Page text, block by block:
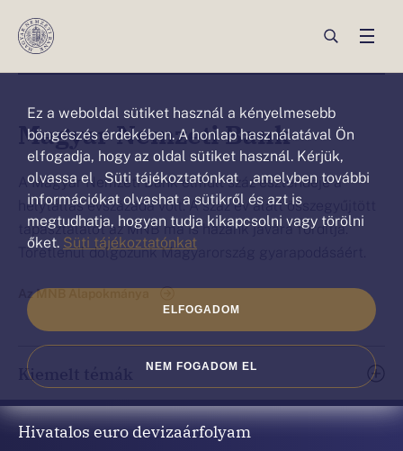
Ez a weboldal sütiket („cookie”)
használ
Ez a weboldal sütiket használ a kényelmesebb
böngészés érdekében. A honlap használatával Ön
elfogadja, hogy az oldal sütiket használ. Kérjük,
olvassa el Süti tájékoztatónkat ,amelyben további
információkat olvashat a sütikről és azt is
megtudhatja, hogyan tudja kikapcsolni vagy törölni
őket. Süti tájékoztatónkat
NEM FOGADOM EL
ELFOGADOM
ezen
oldalon
van:Főoldal
Magyar Nemzeti Bank
A Magyar Nemzeti Bank elmúlt száz esztendeje a
helytállás évszázada volt. A száz év alatt összegyűjtött
tapasztalatot az MNB ma is hazánk javára fordítja.
Töretlenül dolgozunk Magyarország gyarapodásáért.
Az MNB Alapokmánya
Kiemelt témák
Hivatalos euro devizaárfolyam